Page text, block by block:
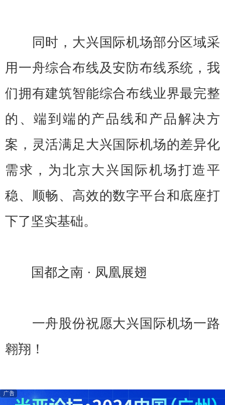
同时，大兴国际机场部分区域采
用一舟综合布线及安防布线系统，我
们拥有建筑智能综合布线业界最完整
的、端到端的产品线和产品解决方
案，灵活满足大兴国际机场的差异化
需求，为北京大兴国际机场打造平
稳、顺畅、高效的数字平台和底座打
下了坚实基础。
国都之南 · 凤凰展翅
一舟股份祝愿大兴国际机场一路
翱翔！